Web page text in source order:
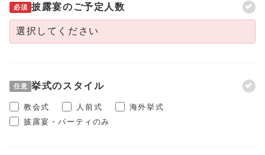
必須 披露宴のご予定人数
任意 挙式のスタイル
教会式 人前式
海外挙式
披露宴・パーティのみ